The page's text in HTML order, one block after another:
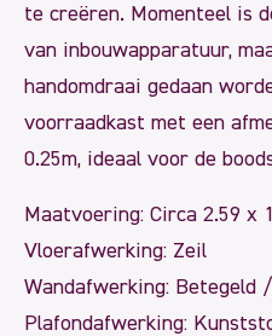
te creëren. Momenteel is
van inbouwapparatuur,
handomdraai gedaan
voorraadkast met een
0.25m, ideaal voor de
Maatvoering: Circa 2.59 x
Vloerafwerking: Zeil
Wandafwerking: Betegeld
Plafondafwerking: